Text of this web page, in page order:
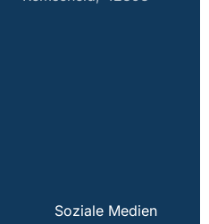
Soziale Medien